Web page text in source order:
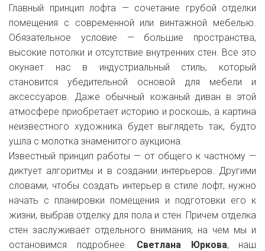
Главный принцип лофта — сочетание грубой отделки
помещения с современной или винтажной мебелью.
Обязательное условие — большие пространства,
высокие потолки и отсутствие внутренних стен. Все это
окунает нас в индустриальный стиль, который
становится убедительной основой для мебели и
аксессуаров. Даже обычный кожаный диван в этой
атмосфере приобретает историю и роскошь, а картина
неизвестного художника будет выглядеть так, будто
ушла с молотка знаменитого аукциона.
Известный принцип работы — от общего к частному —
диктует алгоритмы и в создании интерьеров. Другими
словами, чтобы создать интерьер в стиле лофт, нужно
начать с планировки помещения и подготовки его к
жизни, выбрав отделку для пола и стен. Причем отделка
стен заслуживает отдельного внимания, на чем мы и
остановимся подробнее. Светлана Юркова, наш